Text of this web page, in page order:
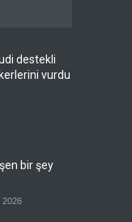
destekli
vurdu
bir şey
2026